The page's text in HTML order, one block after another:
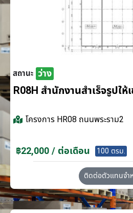
สถานะ ว่าง
R08H สำนักงานสำเร็จรูปใ
โครงการ HR08 ถนนพระราม2
฿22,000 / ต่อเดือน 100 ตรม.
ติดต่อตัวแทนจำ